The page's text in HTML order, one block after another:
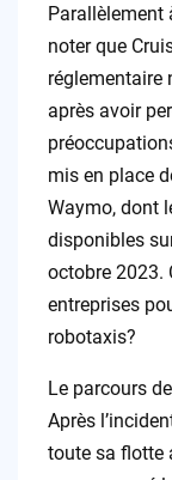
Parallèlement
noter que
réglementaire
après avoir
mis en place
Waymo, dont
disponibles
octobre 2023.
entreprises
robotaxis?
Le parcours
Après
toute sa flotte